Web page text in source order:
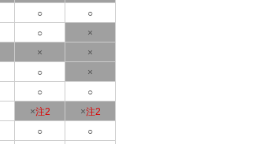
○ ○
○
×
×
×
○
×
○
○
×注2 ×注2
○
○